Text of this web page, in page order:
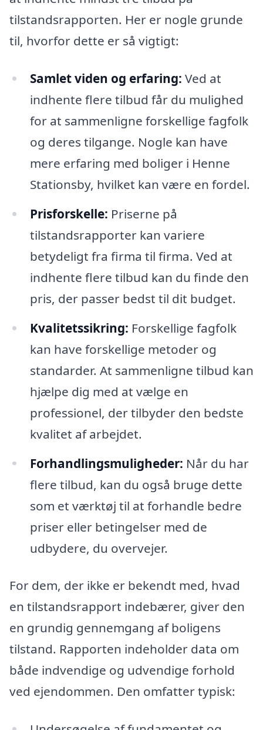
tilstandsrapporten. Her er nogle grunde
til, hvorfor dette er så vigtigt:
Samlet viden og erfaring: Ved at
indhente flere tilbud får du mulighed
for at sammenligne forskellige fagfolk
og deres tilgange. Nogle kan have
mere erfaring med boliger i Henne
Stationsby, hvilket kan være en fordel.
Prisforskelle: Priserne på
tilstandsrapporter kan variere
betydeligt fra firma til firma. Ved at
indhente flere tilbud kan du finde den
pris, der passer bedst til dit budget.
Kvalitetssikring: Forskellige fagfolk
kan have forskellige metoder og
standarder. At sammenligne tilbud kan
hjælpe dig med at vælge en
professionel, der tilbyder den bedste
kvalitet af arbejdet.
Forhandlingsmuligheder: Når du har
flere tilbud, kan du også bruge dette
som et værktøj til at forhandle bedre
priser eller betingelser med de
udbydere, du overvejer.
For dem, der ikke er bekendt med, hvad
en tilstandsrapport indebærer, giver den
en grundig gennemgang af boligens
tilstand. Rapporten indeholder data om
både indvendige og udvendige forhold
ved ejendommen. Den omfatter typisk: